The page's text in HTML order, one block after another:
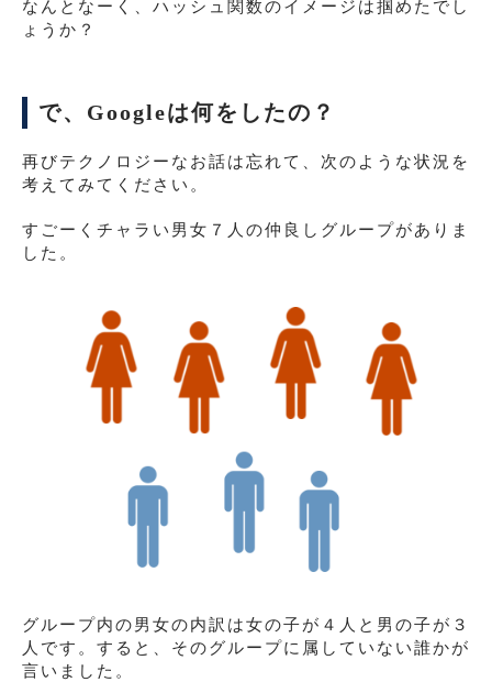
なんとなーく、ハッシュ関数のイメージは掴めたでし
ょうか？
で、Googleは何をしたの？
再びテクノロジーなお話は忘れて、次のような状況を
考えてみてください。
すごーくチャラい男女７人の仲良しグループがありま
した。
グループ内の男女の内訳は女の子が４人と男の子が３
人です。すると、そのグループに属していない誰かが
言いました。